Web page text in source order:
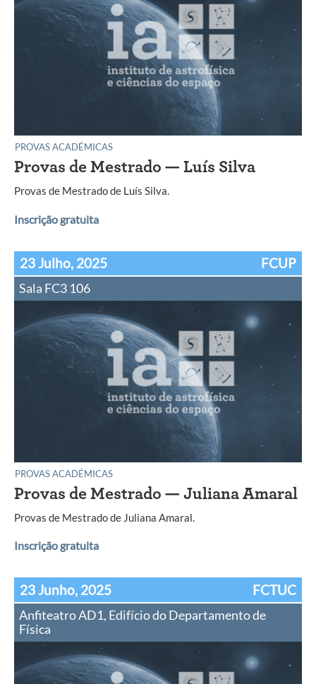
PROVAS ACADÉMICAS
Provas de Mestrado — Luís Silva
Provas de Mestrado de Luís Silva.
Inscrição gratuita
23 Julho, 2025 FCUP
Sala FC3 106
PROVAS ACADÉMICAS
Provas de Mestrado — Juliana Amaral
Provas de Mestrado de Juliana Amaral.
Inscrição gratuita
23 Junho, 2025 FCTUC
Anfiteatro AD1, Edifício do Departamento de
Física